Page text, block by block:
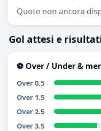
Quote non ancora
Gol attesi e
⚽ Over / Under &
Over 0.5
Over 1.5
Over 2.5
Over 3.5